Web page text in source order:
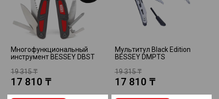
Многофункциональный
инструмент BESSEY DBST
19 315 ₸
17 810 ₸
Мультитул Black Edition
BESSEY DMPTS
19 315 ₸
17 810 ₸